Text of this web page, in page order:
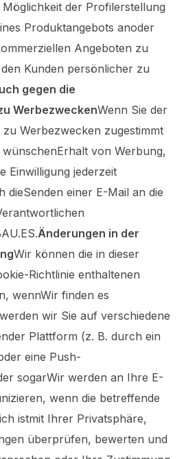
Möglichkeit der Profilerstellung
Produktangebots anoder
Angeboten zu
Kunden persönlicher zu
gegen die
WerbezweckenWenn Sie der
Werbezwecken zugestimmt
von Werbung,
Einwilligung jederzeit
einer E-Mail an die
Änderungen in der
Wir können die in dieser
Richtlinie enthaltenen
wennWir finden es
wir Sie auf verschiedene
Plattform (z. B. durch ein
eine Push-
sogarWir werden an Ihre E-
wenn die betreffende
istmit Ihrer Privatsphäre,
überprüfen, bewerten und